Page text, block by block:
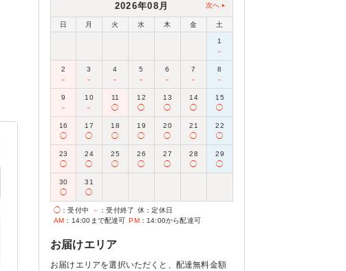
2026年08月 次へ
日 月 火 水 木 金 土
1
－
2
－
3
－
4
－
5
－
6
－
7
－
8
－
9
－
10
－
11
◯
12
◯
13
◯
14
◯
15
◯
16
◯
17
◯
18
◯
19
◯
20
◯
21
◯
22
◯
23
◯
24
◯
25
◯
26
◯
27
◯
28
◯
29
◯
30
◯
31
◯
◯ ：受付中 － ：受付終了 休 ：定休日
AM ：14:00まで配達可 PM：14:00から配達可
お届けエリア
お届けエリアを選択いただくと、配達無料金額